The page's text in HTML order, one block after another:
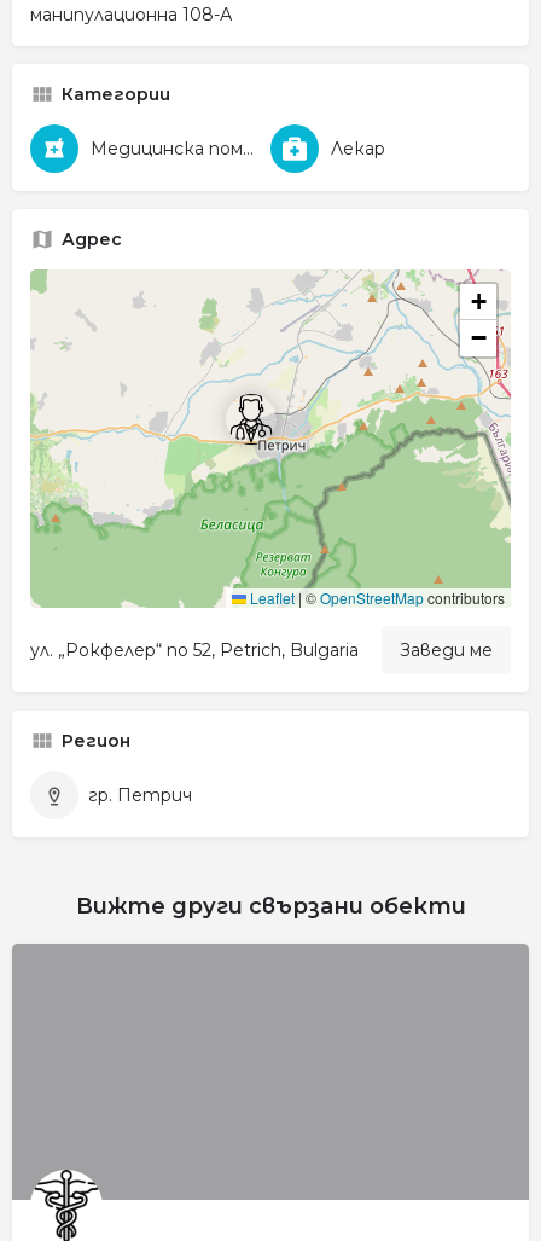
манипулационна 108-А
Категории
Медицинска помощ Лекар
Адрес
+
−
Leaflet | ©OpenStreetMapcontributors
ул. „Рокфелер“ no 52, Petrich, Bulgaria Заведи ме
Регион
гр. Петрич
Вижте други свързани обекти